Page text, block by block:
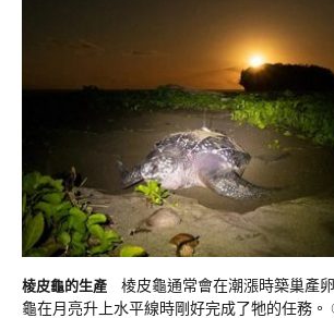
棱皮龜的生產
棱皮龜通常會在潮漲時築巢產
龜在月亮升上水平線時剛好完成了牠的任務。